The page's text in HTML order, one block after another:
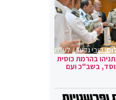
קובי גדעון / לע"מ
בהרמת כוסית
בשב"כ ועם